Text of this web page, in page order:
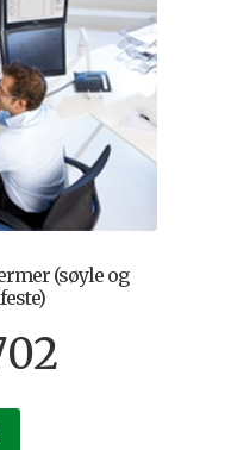
(søyle og